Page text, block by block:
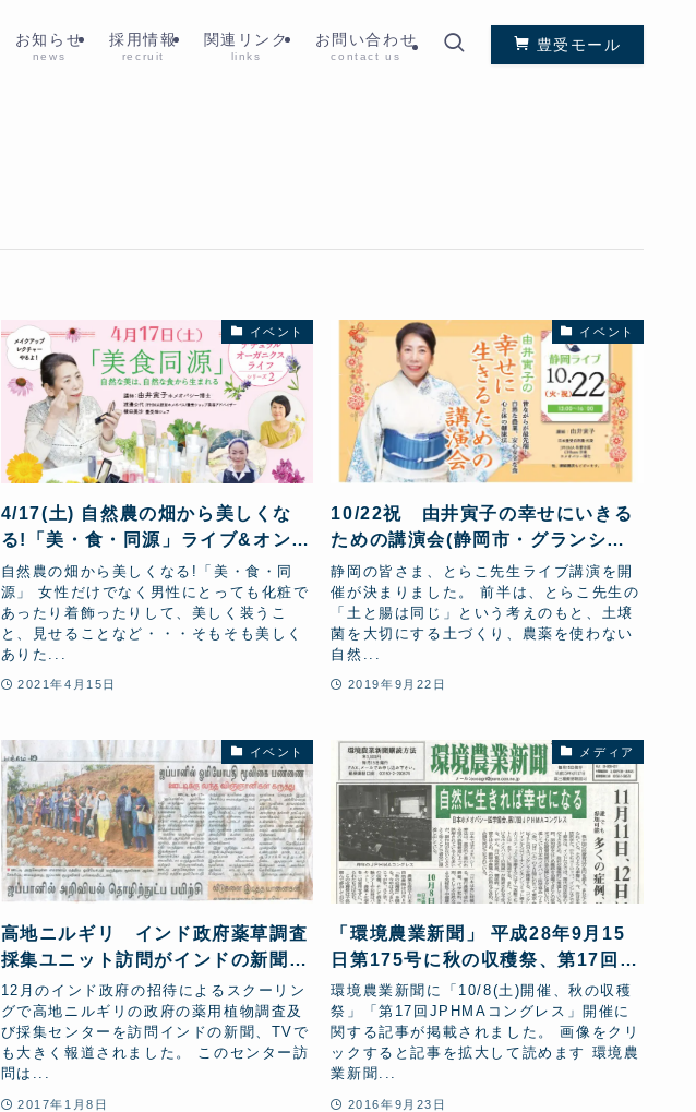
お知らせ
news
採用情報
recruit
関連リンク
links
お問い合わせ
contact us
豊受モール
イベント
4/17(土) 自然農の畑から美しくな
る!「美・食・同源」ライブ&オンラ
イン配信イベント
自然農の畑から美しくなる!「美・食・同
源」 女性だけでなく男性にとっても化粧で
あったり着飾ったりして、美しく装うこ
と、見せることなど・・・そもそも美しく
ありた...
2021年4月15日
イベント
10/22祝 由井寅子の幸せにいきる
ための講演会(静岡市・グランシッ
プ静岡)開催!
静岡の皆さま、とらこ先生ライブ講演を開
催が決まりました。 前半は、とらこ先生の
「土と腸は同じ」という考えのもと、土壌
菌を大切にする土づくり、農薬を使わない
自然...
2019年9月22日
イベント
高地ニルギリ インド政府薬草調査
採集ユニット訪問がインドの新聞、
TVで報道されました
12月のインド政府の招待によるスクーリン
グで高地ニルギリの政府の薬用植物調査及
び採集センターを訪問インドの新聞、TVで
も大きく報道されました。 このセンター訪
問は...
2017年1月8日
メディア
「環境農業新聞」 平成28年9月15
日第175号に秋の収穫祭、第17回
JPHMAコングレス記事掲載
環境農業新聞に「10/8(土)開催、秋の収穫
祭」「第17回JPHMAコングレス」開催に
関する記事が掲載されました。 画像をクリ
ックすると記事を拡大して読めます 環境農
業新聞...
2016年9月23日